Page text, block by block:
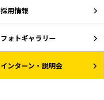
採用情報
フォトギャラリー
インターン・説明会